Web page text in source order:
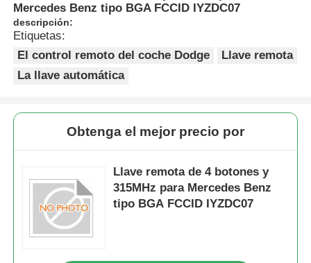
Mercedes Benz tipo BGA FCCID IYZDC07
descripción:
Etiquetas:
El control remoto del coche Dodge
Llave remota
La llave automática
Obtenga el mejor precio por
Llave remota de 4 botones y
315MHz para Mercedes Benz
tipo BGA FCCID IYZDC07